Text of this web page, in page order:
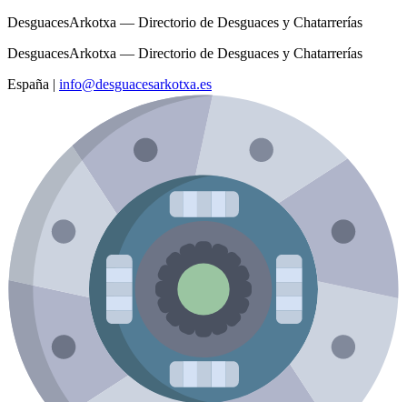
DesguacesArkotxa — Directorio de Desguaces y Chatarrerías
DesguacesArkotxa — Directorio de Desguaces y Chatarrerías
España | info@desguacesarkotxa.es